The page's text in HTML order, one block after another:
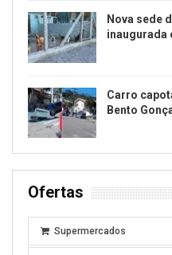
Nova sede
inaugurada
Carro
Bento
Ofertas
Supermercados